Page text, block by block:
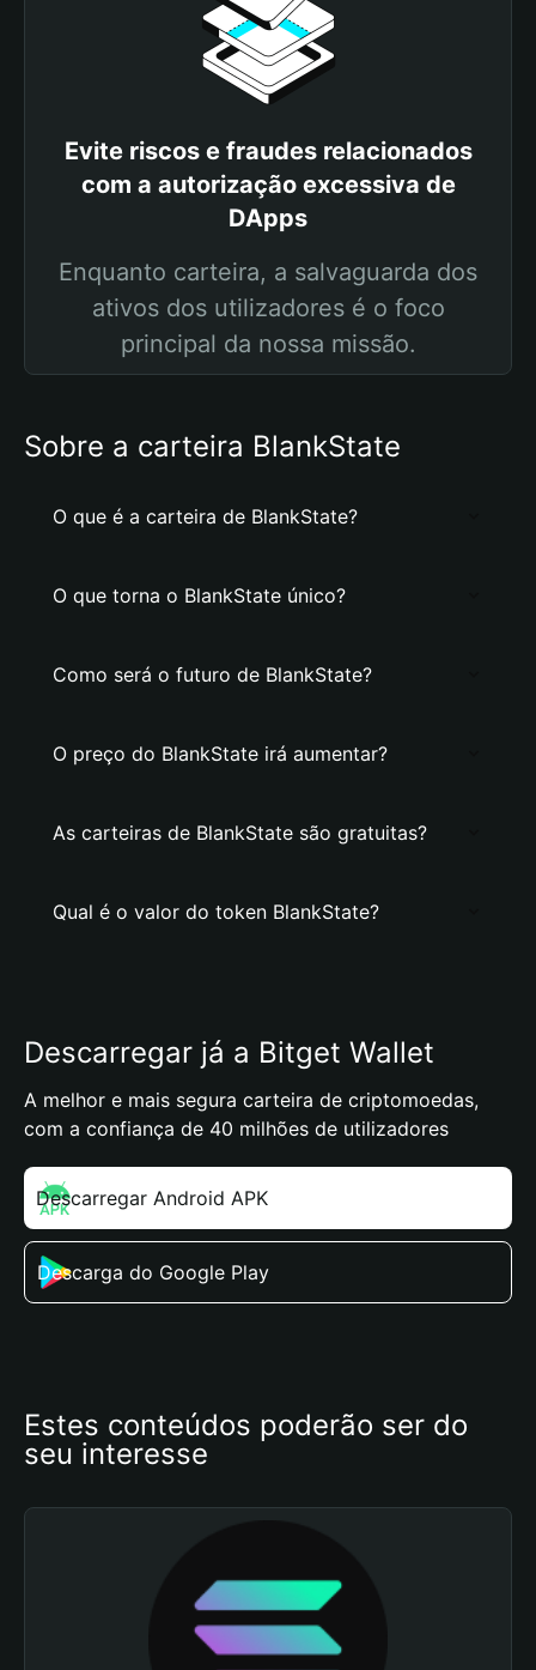
Evite riscos e fraudes relacionados
com a autorização excessiva de
DApps
Enquanto carteira, a salvaguarda dos
ativos dos utilizadores é o foco
principal da nossa missão.
Sobre a carteira BlankState
O que é a carteira de BlankState?
O que torna o BlankState único?
Como será o futuro de BlankState?
O preço do BlankState irá aumentar?
As carteiras de BlankState são gratuitas?
Qual é o valor do token BlankState?
Descarregar já a Bitget Wallet
A melhor e mais segura carteira de criptomoedas,
com a confiança de 40 milhões de utilizadores
Descarregar Android APK
Descarga do Google Play
Estes conteúdos poderão ser do
seu interesse